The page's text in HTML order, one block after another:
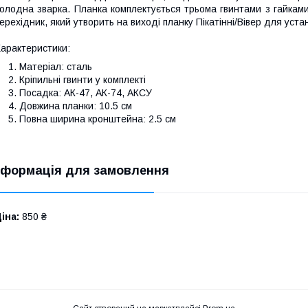
зварка. Планка комплектується трьома гвинтами з
який утворить на виході планку Пікатінні/Вівер для
Матеріал: сталь
Кріпильні гвинти у комплекті
Посадка: АК-47, АК-74, АКСУ
Довжина планки: 10.5 см
Повна ширина кронштейна: 2.5 см
для замовлення
850 ₴